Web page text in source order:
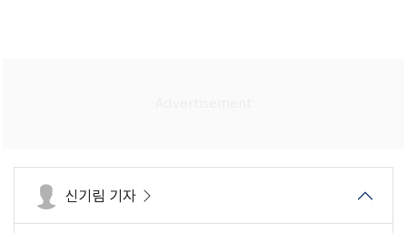
신기림 기자